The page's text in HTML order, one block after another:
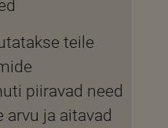
teile
piiravad need
ja aitavad